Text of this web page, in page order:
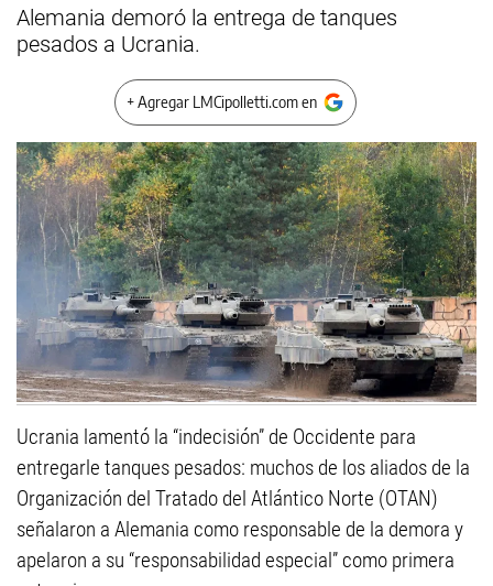
Alemania demoró la entrega de tanques
pesados a Ucrania.
+ Agregar LMCipolletti.com en
Ucrania lamentó la “indecisión” de Occidente para
entregarle tanques pesados: muchos de los aliados de la
Organización del Tratado del Atlántico Norte (OTAN)
señalaron a Alemania como responsable de la demora y
apelaron a su “responsabilidad especial” como primera